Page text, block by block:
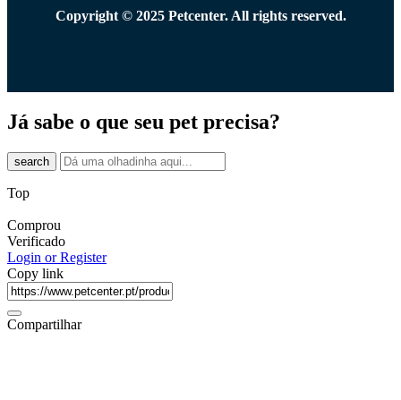
Copyright © 2025 Petcenter. All rights reserved.
Já sabe o que seu pet precisa?
search
Top
Comprou
Verificado
Login or Register
Copy link
Compartilhar